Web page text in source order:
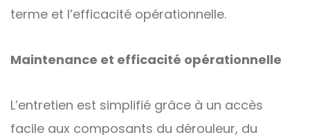
terme et l’efficacité opérationnelle.
Maintenance et efficacité opérationnelle
L’entretien est simplifié grâce à un accès
facile aux composants du dérouleur, du